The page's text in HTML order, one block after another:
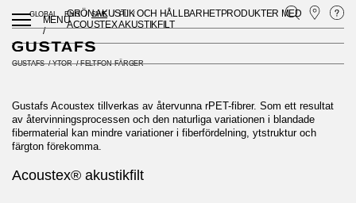
GLOBAL ENG SWE PL
MENU
/
GRÖN AKUSTIK OCH HÅLLBARHETPRODUKTER MED
ACOUSTEX AKUSTIKFILT
GUSTAFS /YTOR /FELTFON FÄRGER
Gustafs Acoustex tillverkas av återvunna rPET-fibrer. Som ett resultat
av återvinningsprocessen och den naturliga variationen i blandade
fibermaterial kan mindre variationer i fiberfördelning, ytstruktur och
färgton förekomma.
Acoustex® akustikfilt